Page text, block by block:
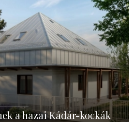
a hazai Kádár-kockák